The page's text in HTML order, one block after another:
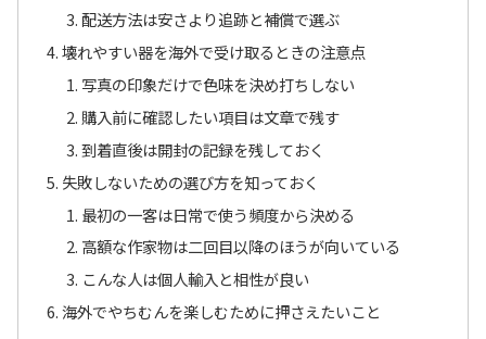
配送方法は安さより追跡と補償で選ぶ
壊れやすい器を海外で受け取るときの注意点
写真の印象だけで色味を決め打ちしない
購入前に確認したい項目は文章で残す
到着直後は開封の記録を残しておく
失敗しないための選び方を知っておく
最初の一客は日常で使う頻度から決める
高額な作家物は二回目以降のほうが向いている
こんな人は個人輸入と相性が良い
海外でやちむんを楽しむために押さえたいこと